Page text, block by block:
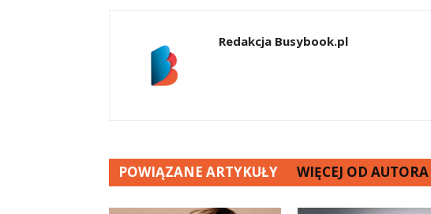
Redakcja Busybook.pl
POWIĄZANE ARTYKUŁY WIĘCEJ OD AUTORA